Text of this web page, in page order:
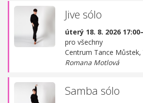
Jive sólo
úterý 18. 8. 2026
pro všechny
Centrum Tance Můstek,
Romana Motlová
Samba sólo